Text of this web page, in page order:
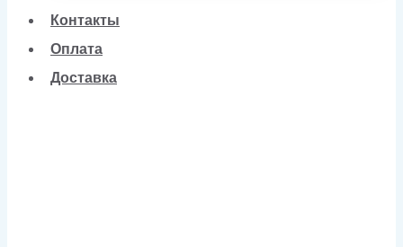
Контакты
Оплата
Доставка